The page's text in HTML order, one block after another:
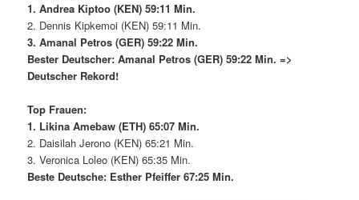
1. Andrea Kiptoo (KEN) 59:11 Min.
2. Dennis Kipkemoi (KEN) 59:11 Min.
3. Amanal Petros (GER) 59:22 Min.
Bester Deutscher: Amanal Petros (GER) 59:22 Min. =>
Deutscher Rekord!
Top Frauen:
1. Likina Amebaw (ETH) 65:07 Min.
2. Daisilah Jerono (KEN) 65:21 Min.
3. Veronica Loleo (KEN) 65:35 Min.
Beste Deutsche: Esther Pfeiffer 67:25 Min.